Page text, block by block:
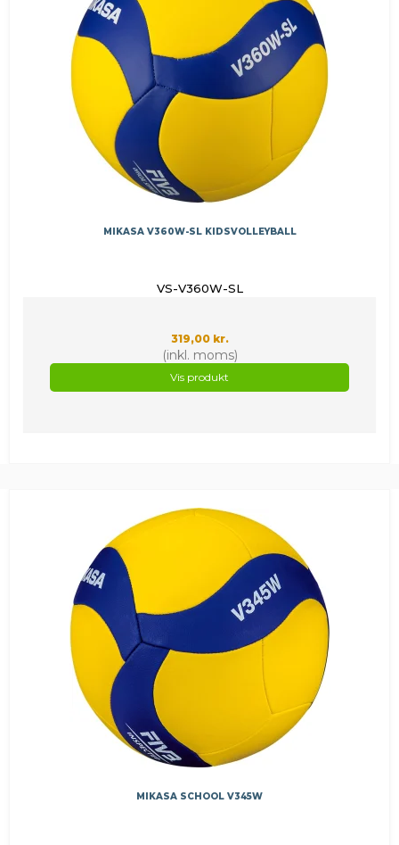
MIKASA V360W-SL KIDSVOLLEYBALL
VS-V360W-SL
319,00 kr.
(inkl. moms)
Vis produkt
MIKASA SCHOOL V345W